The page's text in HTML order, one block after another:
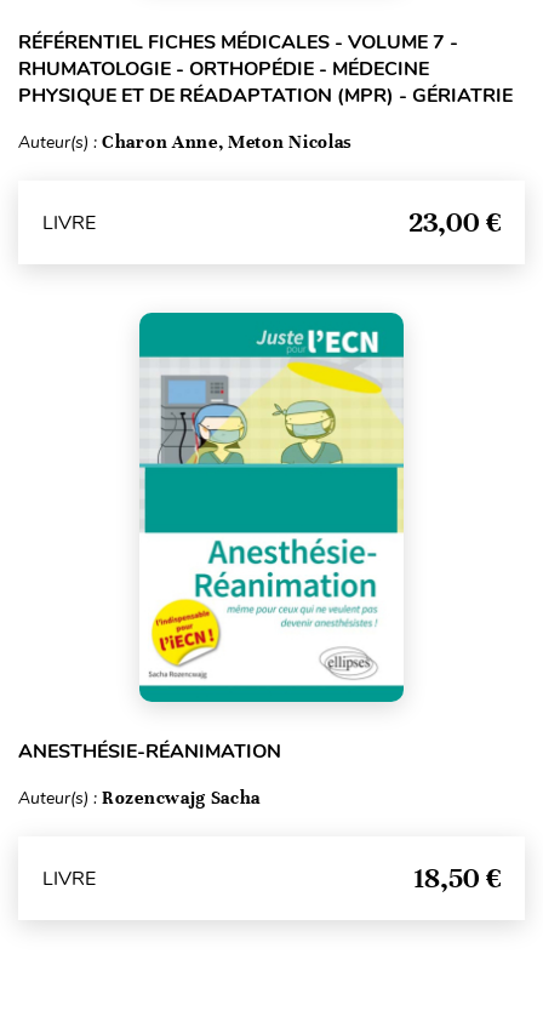
RÉFÉRENTIEL FICHES MÉDICALES - VOLUME 7 -
RHUMATOLOGIE - ORTHOPÉDIE - MÉDECINE
PHYSIQUE ET DE RÉADAPTATION (MPR) - GÉRIATRIE
Auteur(s) : Charon Anne, Meton Nicolas
LIVRE 23,00 €
ANESTHÉSIE-RÉANIMATION
Auteur(s) : Rozencwajg Sacha
LIVRE 18,50 €